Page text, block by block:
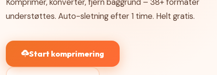
understøttes. Auto-sletning efter 1 time. Helt gratis.
Start komprimering